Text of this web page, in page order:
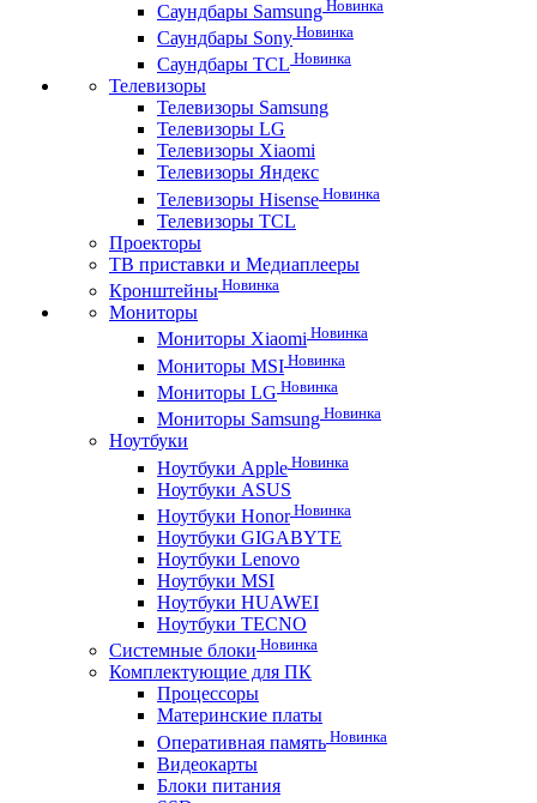
Саундбары Samsung Новинка
Саундбары Sony Новинка
Саундбары TCL Новинка
Телевизоры
Телевизоры Samsung
Телевизоры LG
Телевизоры Xiaomi
Телевизоры Яндекс
Телевизоры Hisense Новинка
Телевизоры TCL
Проекторы
ТВ приставки и Медиаплееры
Кронштейны Новинка
Мониторы
Мониторы Xiaomi Новинка
Мониторы MSI Новинка
Мониторы LG Новинка
Мониторы Samsung Новинка
Ноутбуки
Ноутбуки Apple Новинка
Ноутбуки ASUS
Ноутбуки HonorНовинка
Ноутбуки GIGABYTE
Ноутбуки Lenovo
Ноутбуки MSI
Ноутбуки HUAWEI
Ноутбуки TECNO
Системные блоки Новинка
Комплектующие для ПК
Процессоры
Материнские платы
Оперативная память Новинка
Видеокарты
Блоки питания